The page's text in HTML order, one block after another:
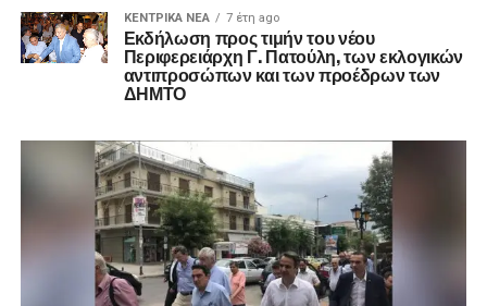
ΚΕΝΤΡΙΚΑ ΝΕΑ 7 έτη ago
Εκδήλωση προς τιμήν του νέου
Περιφερειάρχη Γ. Πατούλη, των εκλογικών
αντιπροσώπων και των προέδρων των
ΔΗΜΤΟ